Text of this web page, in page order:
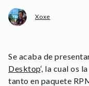
Xoxe
Se acaba de
Desktop‘, la cual os
tanto en paquete